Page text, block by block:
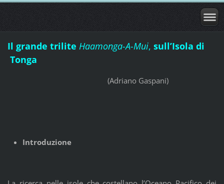
Il grande trilite Haamonga-A-Mui, sull’Isola di
Tonga
(Adriano Gaspani)
Introduzione